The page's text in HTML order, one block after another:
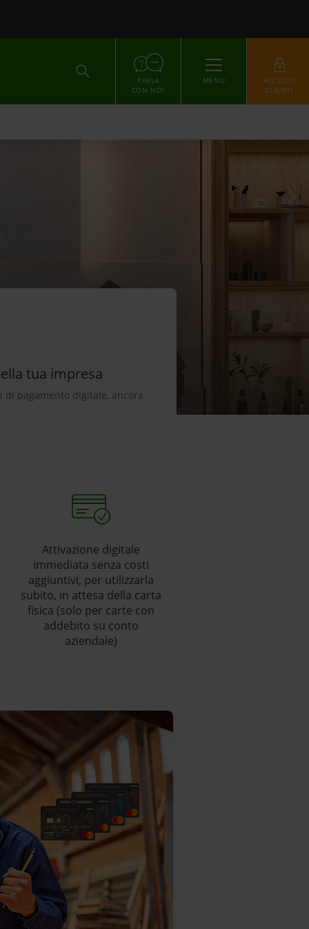
ACCEDI
PARLA
CON NOI
MENU
ACCESSO
CLIENTI
tua impresa
pagamento digitale, ancora
Attivazione digitale
immediata senza costi
aggiuntivi, per utilizzarla
subito, in attesa della carta
fisica (solo per carte con
addebito su conto
aziendale)